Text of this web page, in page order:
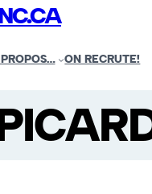
ON RECRUTE!